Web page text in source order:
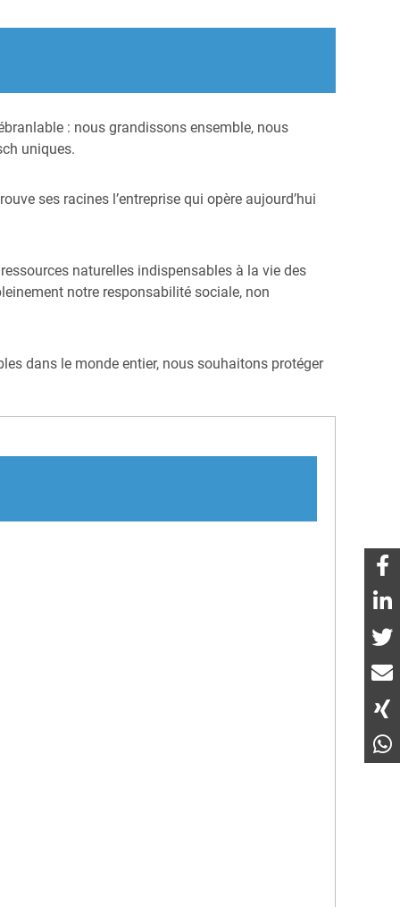
: nous grandissons ensemble, nous
uniques.
ses racines l’entreprise qui opère aujourd’hui
naturelles indispensables à la vie des
notre responsabilité sociale, non
dans le monde entier, nous souhaitons protéger